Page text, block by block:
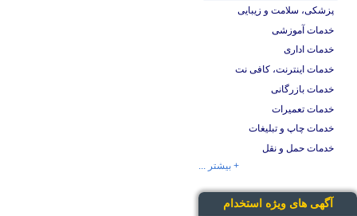
پزشکی، سلامت و زیبایی
خدمات آموزشی
خدمات اداری
خدمات اینترنت، کافی نت
خدمات بازرگانی
خدمات تعمیرات
خدمات چاپ و تبلیغات
خدمات حمل و نقل
+ بیشتر ...
آگهی های ویژه استخدام